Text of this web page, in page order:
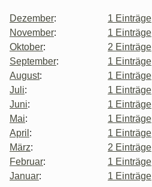
Dezember:
1 Einträge
November:
1 Einträge
Oktober:
2 Einträge
September:
1 Einträge
August:
1 Einträge
Juli:
1 Einträge
Juni:
1 Einträge
Mai:
1 Einträge
April :
1 Einträge
März:
2 Einträge
Februar:
1 Einträge
Januar: 1 Einträge